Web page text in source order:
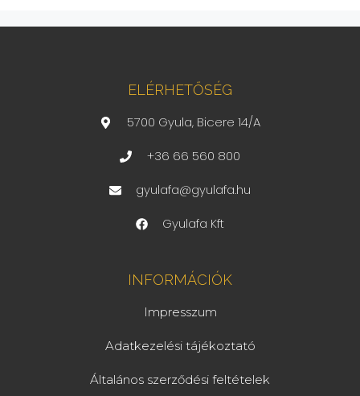
ELÉRHETŐSÉG
5700 Gyula, Bicere 14/A
+36 66 560 800
gyulafa@gyulafa.hu
Gyulafa Kft
INFORMÁCIÓK
Impresszum
Adatkezelési tájékoztató
Általános szerződési feltételek